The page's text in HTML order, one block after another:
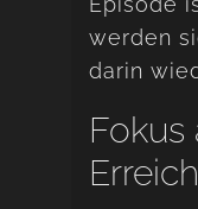
werden
darin
Fokus